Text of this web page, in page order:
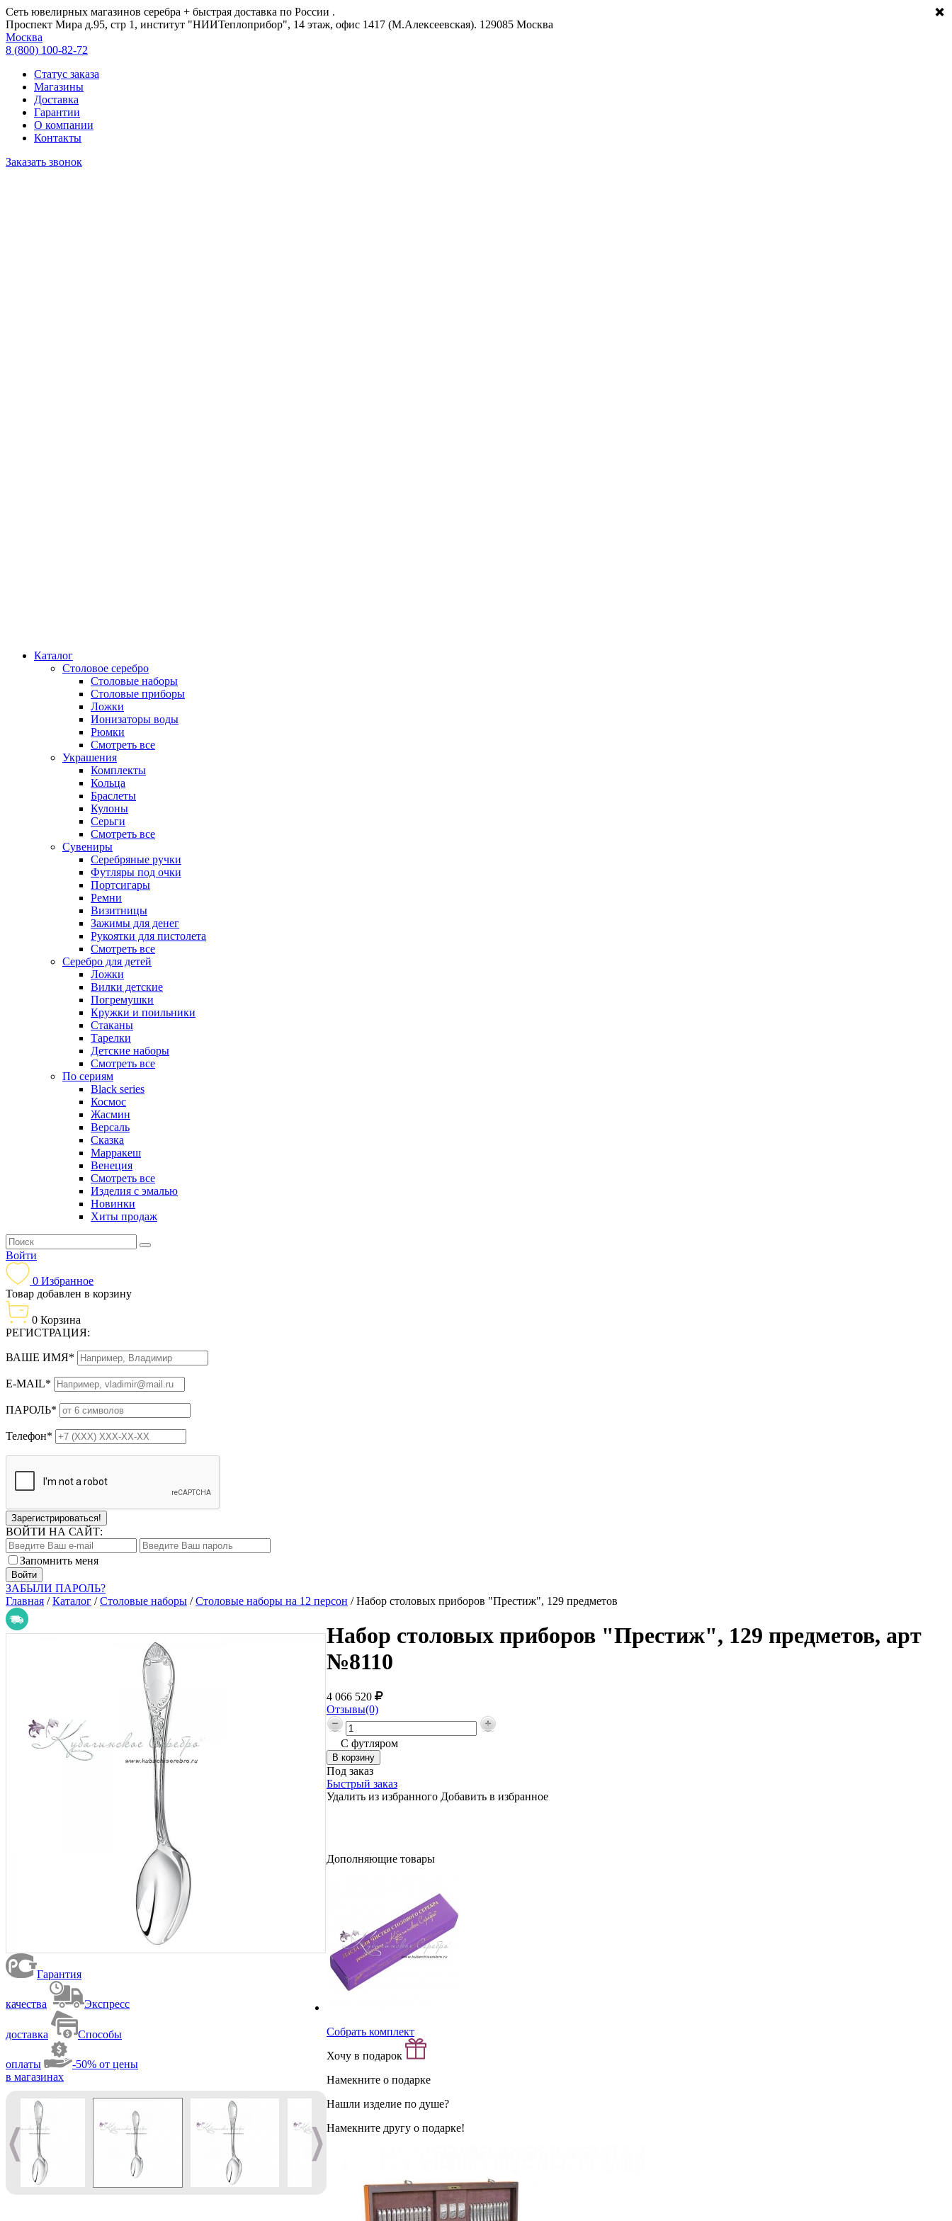
Сеть ювелирных магазинов серебра + быстрая доставка по России .
Проспект Мира д.95, стр 1, институт "НИИТеплоприбор", 14 этаж, офис 1417 (М.Алексеевская). 129085 Москва
Москва
8 (800) 100-82-72
Статус заказа
Магазины
Доставка
Гарантии
О компании
Контакты
Заказать звонок
Каталог
Столовое серебро
Столовые наборы
Столовые приборы
Ложки
Ионизаторы воды
Рюмки
Смотреть все
Украшения
Комплекты
Кольца
Браслеты
Кулоны
Серьги
Смотреть все
Сувениры
Серебряные ручки
Футляры под очки
Портсигары
Ремни
Визитницы
Зажимы для денег
Рукоятки для пистолета
Смотреть все
Серебро для детей
Ложки
Вилки детские
Погремушки
Кружки и поильники
Стаканы
Тарелки
Детские наборы
Смотреть все
По сериям
Black series
Космос
Жасмин
Версаль
Сказка
Марракеш
Венеция
Смотреть все
Изделия с эмалью
Новинки
Хиты продаж
Войти
0 Избранное
Товар добавлен в корзину
0 Корзина
РЕГИСТРАЦИЯ:
ВАШЕ ИМЯ*
E-MAIL*
ПАРОЛЬ*
Телефон*
Зарегистрироваться!
ВОЙТИ НА САЙТ:
Запомнить меня
ЗАБЫЛИ ПАРОЛЬ?
Главная /Каталог /Столовые наборы /Столовые наборы на 12 персон /Набор столовых приборов "Престиж", 129 предметов
Гарантия
качества Экспресс
доставка Способы
оплаты
-50% от цены
в магазинах
Набор столовых приборов "Престиж", 129 предметов, арт
№8110
4 066 520
Отзывы(0)
С футляром
Под заказ
Быстрый заказ
Удалить из избранного Добавить в избранное
Дополняющие товары
Собрать комплект
Хочу в подарок
Намекните о подарке
Нашли изделие по душе?
Намекните другу о подарке!